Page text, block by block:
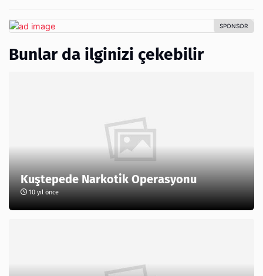
Bunlar da ilginizi çekebilir
Kuştepede Narkotik Operasyonu
10 yıl önce